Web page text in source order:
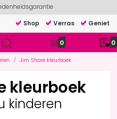
Shop
Verras Geniet
0 0
Jim Shore kleurboek
kleurboek
kinderen